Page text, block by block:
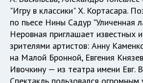
"Игру в классики" Х. Кортасара.
по пьесе Нины Садур "Уличенная
Неровная приглашает известных
зрителями артистов: Анну
на Малой Бронной, Евгения
Ивочкину — из театра имени Евг.